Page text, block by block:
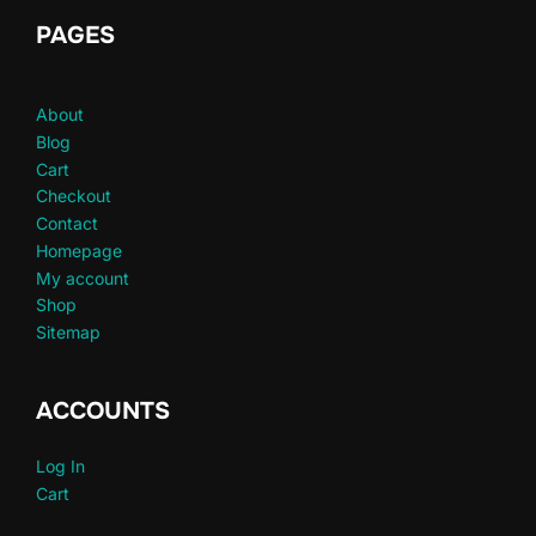
PAGES
About
Blog
Cart
Checkout
Contact
Homepage
My account
Shop
Sitemap
ACCOUNTS
Log In
Cart